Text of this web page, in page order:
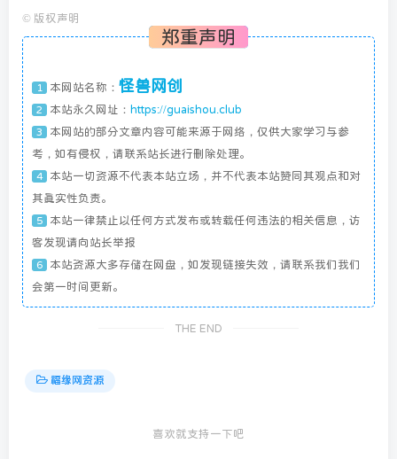
© 版权声明
郑重声明
1 本网站名称： 怪兽网创
2 本站永久网址： https://guaishou.club
3
本网站的部分文章内容可能来源于网络，仅供大家学习与参
考，如有侵权，请联系站长进行删除处理。
4
本站一切资源不代表本站立场，并不代表本站赞同其观点和对
其真实性负责。
5
本站一律禁止以任何方式发布或转载任何违法的相关信息，访
客发现请向站长举报
6
本站资源大多存储在网盘，如发现链接失效，请联系我们我们
会第一时间更新。
THE END
福缘网资源
喜欢就支持一下吧